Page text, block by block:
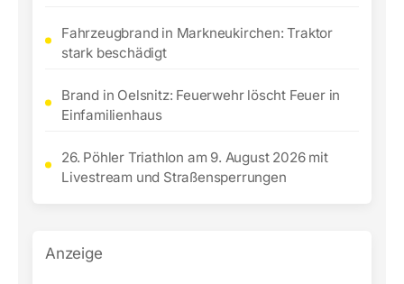
Fahrzeugbrand in Markneukirchen: Traktor
stark beschädigt
Brand in Oelsnitz: Feuerwehr löscht Feuer in
Einfamilienhaus
26. Pöhler Triathlon am 9. August 2026 mit
Livestream und Straßensperrungen
Anzeige